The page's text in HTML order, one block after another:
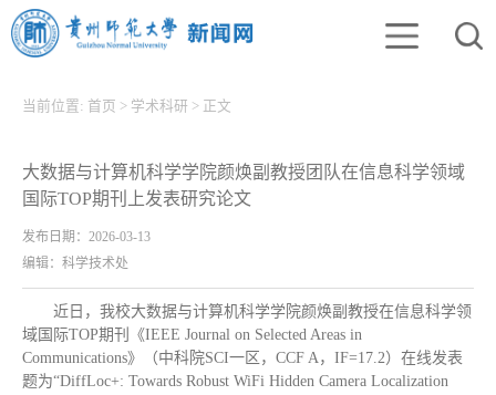
当前位置: 首页 > 学术科研 > 正文
大数据与计算机科学学院颜焕副教授团队在信息科学领域
国际TOP期刊上发表研究论文
发布日期：2026-03-13
编辑：科学技术处
近日，我校大数据与计算机科学学院颜焕副教授在信息科学领
域国际TOP期刊《IEEE Journal on Selected Areas in
Communications》（中科院SCI一区，CCF A，IF=17.2）在线发表
题为“DiffLoc+: Towards Robust WiFi Hidden Camera Localization